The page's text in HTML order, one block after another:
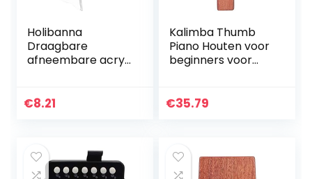
Holibanna
Draagbare
afneembare acryl
display standaard
€8.21
Kalimba Thumb
Piano Houten voor
beginners voor
€35.79